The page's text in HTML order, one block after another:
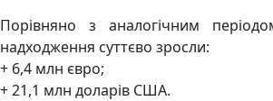
Порівняно з аналогічним
надходження суттєво зросли:
+ 6,4 млн євро;
+ 21,1 млн доларів США.